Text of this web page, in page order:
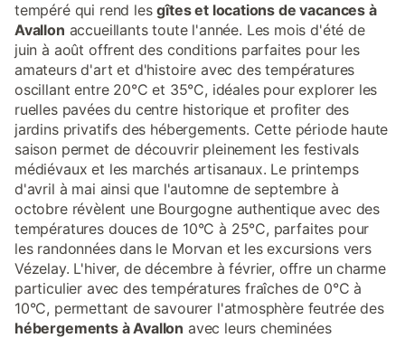
tempéré qui rend lesgîtes et locations de vacances à
Avallon accueillants toute l'année. Les mois d'été de
juin à août offrent des conditions parfaites pour les
amateurs d'art et d'histoire avec des températures
oscillant entre 20°C et 35°C, idéales pour explorer les
ruelles pavées du centre historique et profiter des
jardins privatifs des hébergements. Cette période haute
saison permet de découvrir pleinement les festivals
médiévaux et les marchés artisanaux. Le printemps
d'avril à mai ainsi que l'automne de septembre à
octobre révèlent une Bourgogne authentique avec des
températures douces de 10°C à 25°C, parfaites pour
les randonnées dans le Morvan et les excursions vers
Vézelay. L'hiver, de décembre à février, offre un charme
particulier avec des températures fraîches de 0°C à
10°C, permettant de savourer l'atmosphère feutrée des
hébergements à Avallon avec leurs cheminées